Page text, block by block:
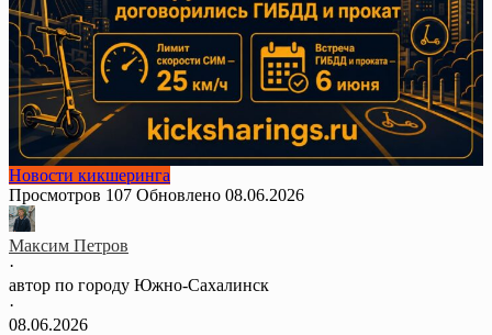
Новости кикшеринга
Просмотров 107 Обновлено 08.06.2026
Максим Петров
·
автор по городу Южно-Сахалинск
·
08.06.2026